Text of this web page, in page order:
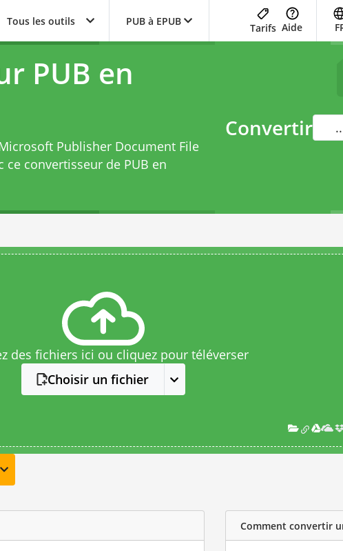
Tous les outils PUB à EPUB
Tarifs Aide
PUB en
Publisher Document File
ce convertisseur de PUB en
Convertir
des fichiers ici ou cliquez pour téléverser
Choisir un fichier
Comment convertir